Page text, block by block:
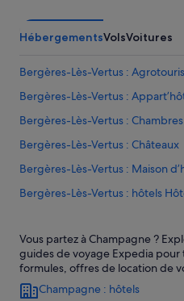
HébergementsVolsVoitures
Bergères-Lès-Vertus :
Bergères-Lès-Vertus :
Bergères-Lès-Vertus :
Bergères-Lès-Vertus : Châteaux
Bergères-Lès-Vertus : Maison
Bergères-Lès-Vertus : hôtels
Bergères-Lès-Vertus :
Blancs-Coteaux : hôtels
Canton d'Avize : hôtels
Vous partez à Champagne ?
guides de voyage Expedia pour
formules, offres de location de
Champagne : hôtels